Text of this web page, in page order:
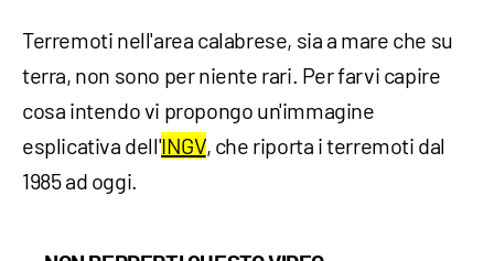
Terremoti nell'area calabrese, sia a mare che su
terra, non sono per niente rari. Per farvi capire
cosa intendo vi propongo un'immagine
esplicativa dell'INGV, che riporta i terremoti dal
1985 ad oggi.